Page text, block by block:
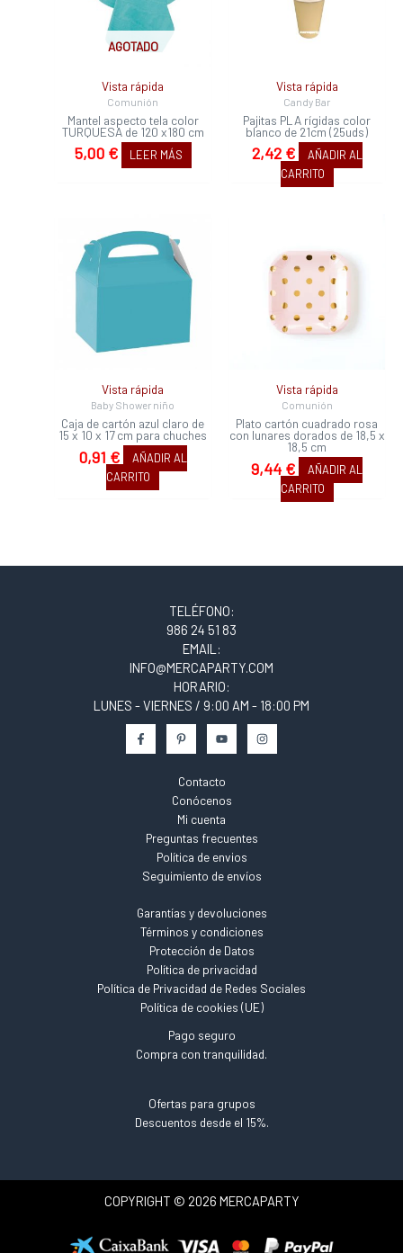
AGOTADO
Vista rápida
Comunión
Mantel aspecto tela color
TURQUESA de 120 x180 cm
5,00 € LEER MÁS
Vista rápida
Candy Bar
Pajitas PLA rí­gidas color
blanco de 21cm (25uds)
2,42 €
AÑADIR AL
CARRITO
Vista rápida
Baby Shower niño
Caja de cartón azul claro de
15 x 10 x 17 cm para chuches
0,91 €
AÑADIR AL
CARRITO
Vista rápida
Comunión
Plato cartón cuadrado rosa
con lunares dorados de 18,5 x
18,5 cm
9,44 €
AÑADIR AL
CARRITO
TELÉFONO:
986 24 51 83
EMAIL:
INFO@MERCAPARTY.COM
HORARIO:
LUNES - VIERNES / 9:00 AM - 18:00 PM
Contacto
Conócenos
Mi cuenta
Preguntas frecuentes
Política de envios
Seguimiento de envíos
Garantías y devoluciones
Términos y condiciones
Protección de Datos
Política de privacidad
Política de Privacidad de Redes Sociales
Política de cookies (UE)
Pago seguro
Compra con tranquilidad.
Ofertas para grupos
Descuentos desde el 15%.
COPYRIGHT © 2026 MERCAPARTY